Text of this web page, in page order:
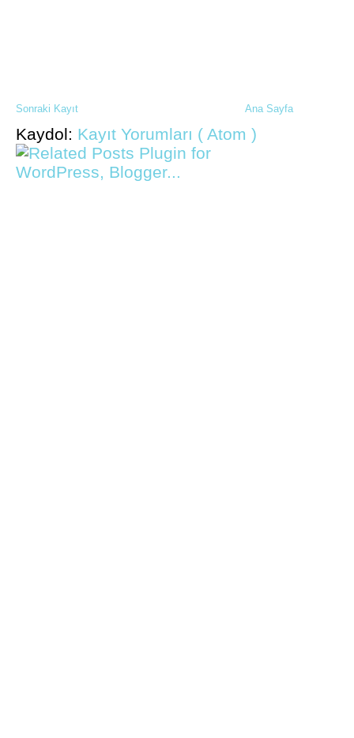
Sonraki Kayıt Ana Sayfa
Kaydol: Kayıt Yorumları ( Atom )